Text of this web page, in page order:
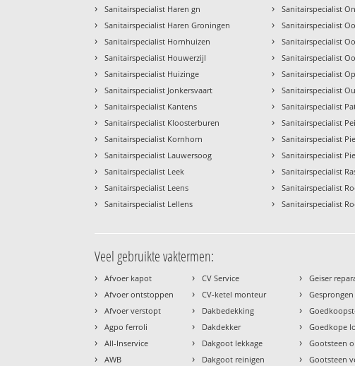
› Sanitairspecialist Haren gn
› Sanitairspecialist Haren Groningen
› Sanitairspecialist Hornhuizen
› Sanitairspecialist Houwerzijl
› Sanitairspecialist Huizinge
› Sanitairspecialist Jonkersvaart
› Sanitairspecialist Kantens
› Sanitairspecialist Kloosterburen
› Sanitairspecialist Kornhorn
› Sanitairspecialist Lauwersoog
› Sanitairspecialist Leek
› Sanitairspecialist Leens
› Sanitairspecialist Lellens
› Sanitairspecialist
› Sanitairspecialist
› Sanitairspecialist
› Sanitairspecialist
› Sanitairspecialist
› Sanitairspecialist
› Sanitairspecialist
› Sanitairspecialist
› Sanitairspecialist
› Sanitairspecialist
› Sanitairspecialist
› Sanitairspecialist
› Sanitairspecialist
Veel gebruikte vaktermen:
› Afvoer kapot
› Afvoer ontstoppen
› Afvoer verstopt
› Agpo ferroli
› All-Inservice
› AWB
› CV Service
› CV-ketel monteur
› Dakbedekking
› Dakdekker
› Dakgoot lekkage
› Dakgoot reinigen
› Geiser
›
›
› Goedkope
› Gootsteen
› Gootsteen